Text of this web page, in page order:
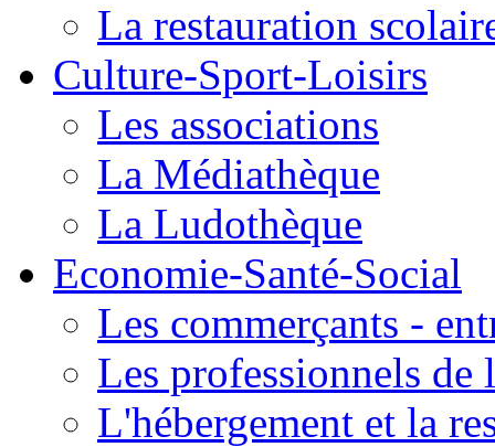
La restauration
Culture-Sport-Loisirs
Les associations
La Médiathèque
La Ludothèque
Economie-Santé-Social
Les commerçants -
Les professionnels de
L'hébergement et la